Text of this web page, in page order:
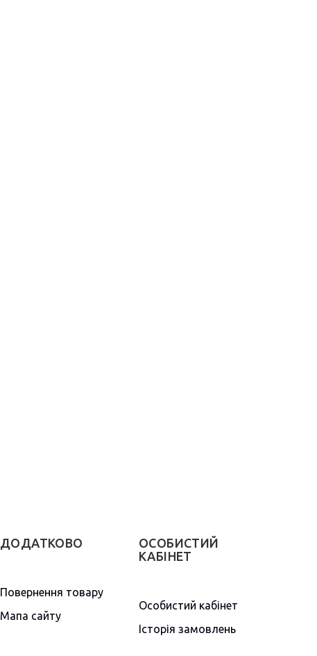
ДОДАТКОВО
Повернення товару
Мапа сайту
ОСОБИСТИЙ
КАБІНЕТ
Особистий кабінет
Історія замовлень